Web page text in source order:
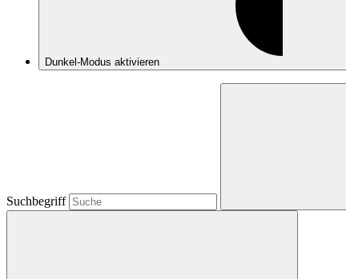
Dunkel-Modus aktivieren
Suchbegriff